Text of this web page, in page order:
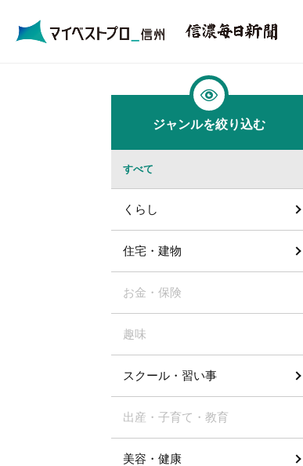
ジャンルを絞り込む
すべて
くらし
住宅・建物
お金・保険
趣味
スクール・習い事
出産・子育て・教育
美容・健康